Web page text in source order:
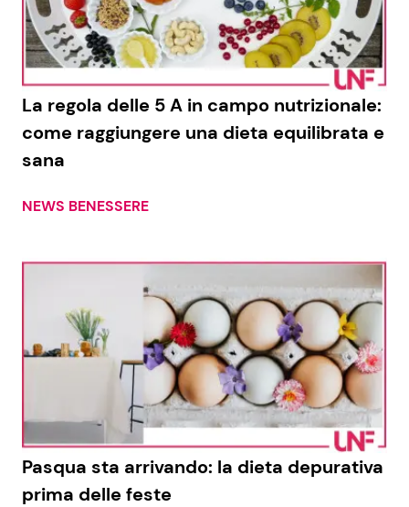
Economia
Persone Scomparse
Politica
Fiction e Serie TV
Programmi TV
Reality e Talent
News Musica
News Spettacolo
Benessere
Casa
Cucina e Ricette
La regola delle 5 A in campo nutrizionale:
come raggiungere una dieta equilibrata e
sana
NEWS BENESSERE
Pasqua sta arrivando: la dieta depurativa
prima delle feste